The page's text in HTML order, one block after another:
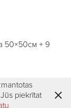
50×50см + 9
piekrītat